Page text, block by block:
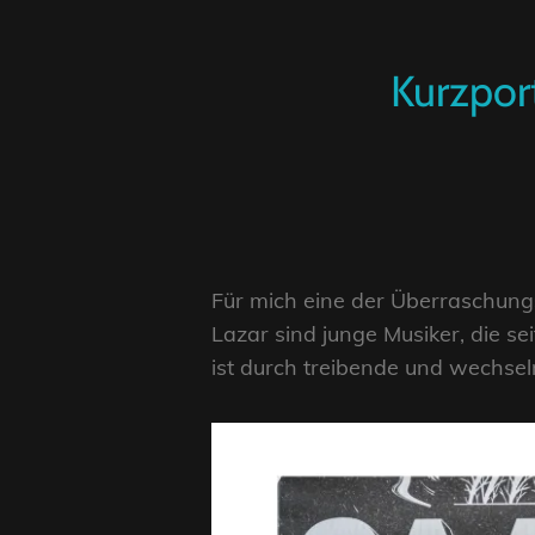
Für mich eine der
Lazar sind junge Musiker, die
ist durch treibende und